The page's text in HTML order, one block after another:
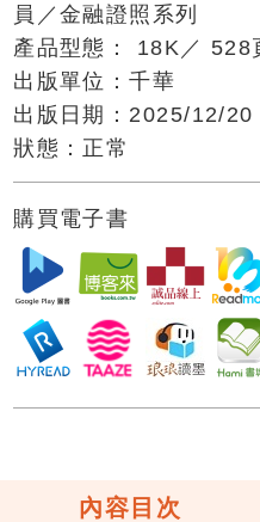
員／金融證照系列
產品型態： 18K ／ 528
出版單位：千華
出版日期： 2025/12/20
狀態： 正常
購買電子書
內容目次